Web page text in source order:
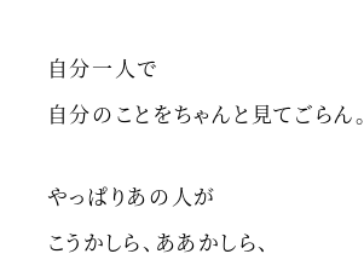
自分一人で
自分のことをちゃんと見てごらん。
やっぱりあの人が
こうかしら、ああかしら、